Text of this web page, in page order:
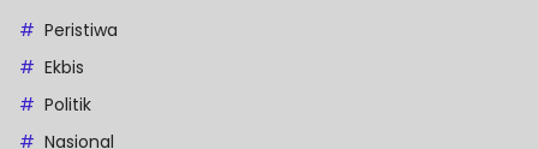
Peristiwa
Ekbis
Politik
Nasional